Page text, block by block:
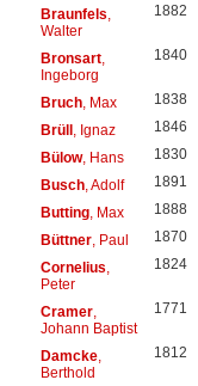
Braunfels
Walter
1882
Bronsart,
Ingeborg
1840
Bruch, Max 1838
Brüll, Ignaz 1846
Bülow, Hans 1830
Busch, Adolf 1891
Butting, Max 1888
Büttner, Paul 1870
Cornelius
Peter
1824
Cramer,
Johann Baptist
1771
Damcke,
Berthold
1812